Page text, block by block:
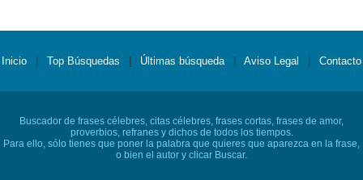
Inicio Top Búsquedas Últimas búsqueda Aviso Legal Contacto
Buscador de frases célebres, citas célebres, frases cortas, frases de amor,
proverbios, refranes y dichos de todos los tiempos.
Para ello, sólo tienes que poner la palabra que quieres que aparezca en la frase,
o bien el autor y clicar Buscar.